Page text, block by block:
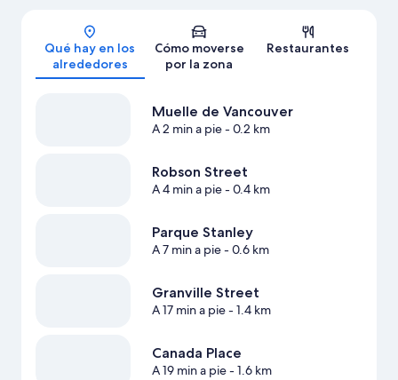
Mapa
Qué hay en los
alrededores
Cómo moverse
por la zona
Restaurantes
Muelle de Vancouver
A 2 min a pie- 0.2 km
Robson Street
A 4 min a pie- 0.4 km
Parque Stanley
A 7 min a pie- 0.6 km
Granville Street
A 17 min a pie- 1.4 km
Canada Place
A 19 min a pie- 1.6 km